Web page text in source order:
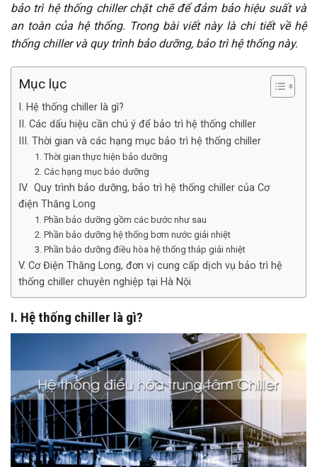
bảo trì hệ thống chiller chặt chẽ để đảm bảo hiệu suất và
an toàn của hệ thống. Trong bài viết này là chi tiết về hệ
thống chiller và quy trình bảo dưỡng, bảo trì hệ thống này.
Mục lục
I. Hệ thống chiller là gì?
II. Các dấu hiệu cần chú ý để bảo trì hệ thống chiller
III. Thời gian và các hạng mục bảo trì hệ thống chiller
1. Thời gian thực hiện bảo dưỡng
2. Các hạng mục bảo dưỡng
IV. Quy trình bảo dưỡng, bảo trì hệ thống chiller của Cơ
điện Thăng Long
1. Phần bảo dưỡng gồm các bước như sau
2. Phần bảo dưỡng hệ thống bơm nước giải nhiệt
3. Phần bảo dưỡng điều hòa hệ thống tháp giải nhiệt
V. Cơ Điện Thăng Long, đơn vị cung cấp dịch vụ bảo trì hệ
thống chiller chuyên nghiệp tại Hà Nội
I. Hệ thống chiller là gì?